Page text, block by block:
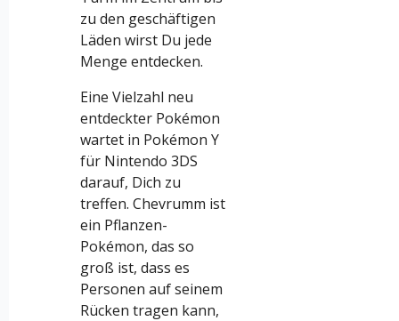
zu den geschäftigen
Läden wirst Du jede
Menge entdecken.
Eine Vielzahl neu
entdeckter Pokémon
wartet in Pokémon Y
für Nintendo 3DS
darauf, Dich zu
treffen. Chevrumm ist
ein Pflanzen-
Pokémon, das so
groß ist, dass es
Personen auf seinem
Rücken tragen kann,